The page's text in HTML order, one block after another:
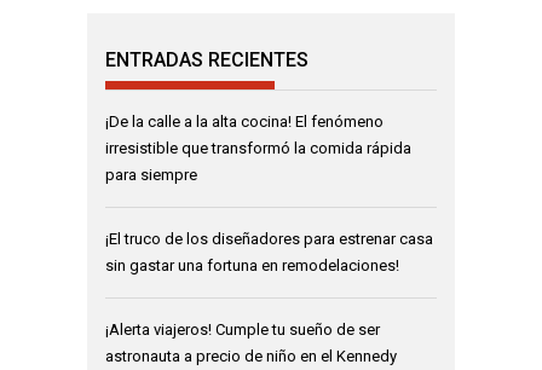
ENTRADAS RECIENTES
¡De la calle a la alta cocina! El fenómeno
irresistible que transformó la comida rápida
para siempre
¡El truco de los diseñadores para estrenar casa
sin gastar una fortuna en remodelaciones!
¡Alerta viajeros! Cumple tu sueño de ser
astronauta a precio de niño en el Kennedy